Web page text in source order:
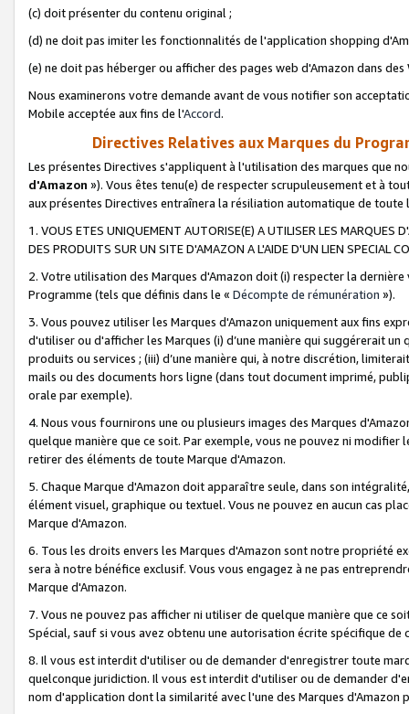
(c) doit présenter du contenu original ;
(d) ne doit pas imiter les fonctionnalités de l'application shopping
(e) ne doit pas héberger ou afficher des pages web d'Amazon dans
Nous examinerons votre demande avant de vous notifier son
Mobile acceptée aux fins de l'Accord.
Directives Relatives aux Marques du
Les présentes Directives s'appliquent à l'utilisation des marques que
d'Amazon »). Vous êtes tenu(e) de respecter scrupuleusement et à
aux présentes Directives entraînera la résiliation automatique de
1. VOUS ETES UNIQUEMENT AUTORISE(E) A UTILISER LES MARQUES
DES PRODUITS SUR UN SITE D'AMAZON A L'AIDE D'UN LIEN SPECIAL
2. Votre utilisation des Marques d'Amazon doit (i) respecter la
Programme (tels que définis dans le « Décompte de rémunération »).
3. Vous pouvez utiliser les Marques d'Amazon uniquement aux fins
d'utiliser ou d'afficher les Marques (i) d’une manière qui suggérerait
produits ou services ; (iii) d’une manière qui, à notre discrétion,
mails ou des documents hors ligne (dans tout document imprimé,
orale par exemple).
4. Nous vous fournirons une ou plusieurs images des Marques
quelque manière que ce soit. Par exemple, vous ne pouvez ni
retirer des éléments de toute Marque d'Amazon.
5. Chaque Marque d'Amazon doit apparaître seule, dans son
élément visuel, graphique ou textuel. Vous ne pouvez en aucun cas
Marque d'Amazon.
6. Tous les droits envers les Marques d'Amazon sont notre propriété
sera à notre bénéfice exclusif. Vous vous engagez à ne pas
Marque d'Amazon.
7. Vous ne pouvez pas afficher ni utiliser de quelque manière que ce
Spécial, sauf si vous avez obtenu une autorisation écrite spécifique de
8. Il vous est interdit d'utiliser ou de demander d'enregistrer toute
quelconque juridiction. Il vous est interdit d'utiliser ou de demander
nom d'application dont la similarité avec l'une des Marques